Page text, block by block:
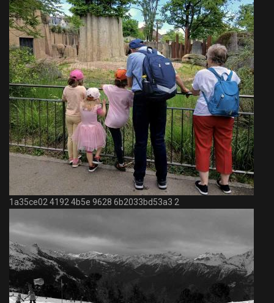
1a35ce02 4192 4b5e 9628 6b2033bd53a3 2